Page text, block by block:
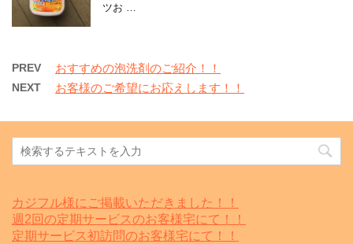
ツお …
PREV おすすめの泡洗剤のご紹介！！
NEXT お客様のご希望にお応えします！！
カジフル様にご掲載いただきました！！
週2回の定期サービスのお客様宅にて！！
定期サービス初訪問のお客様宅にて！！